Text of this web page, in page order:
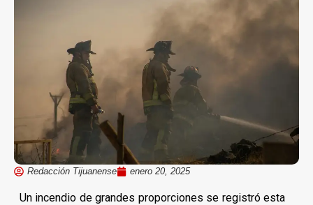
Redacción Tijuanense enero 20, 2025
Un incendio de grandes proporciones se registró esta